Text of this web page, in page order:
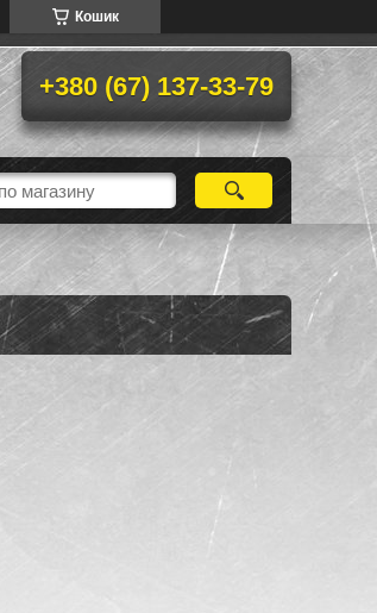
Кошик
+380 (67) 137-33-79